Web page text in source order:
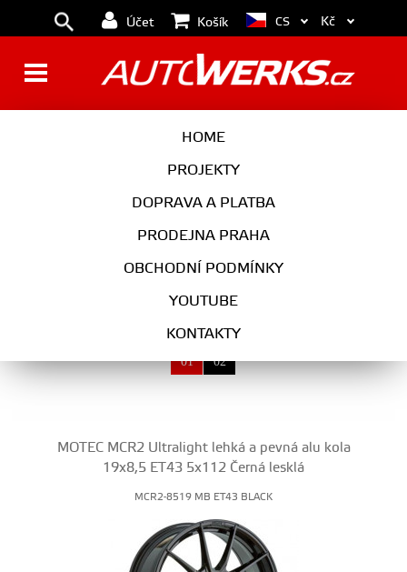
Účet Košík
HOME
PROJEKTY
DOPRAVA A PLATBA
PRODEJNA PRAHA
OBCHODNÍ PODMÍNKY
YOUTUBE
KONTAKTY
CS Kč
KOLA
01 02
MOTEC MCR2 Ultralight lehká a pevná alu kola
19x8,5 ET43 5x112 Černá lesklá
MCR2-8519 MB ET43 BLACK